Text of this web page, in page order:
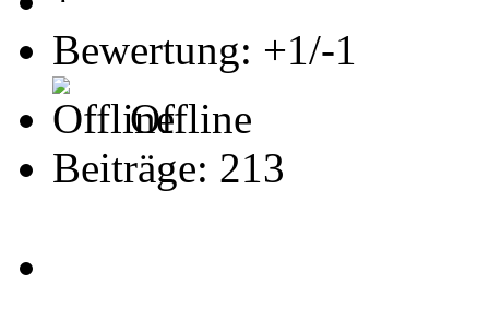
Bewertung: +1/-1
Offline
Beiträge: 213